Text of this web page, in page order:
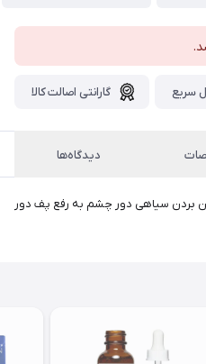
سریع گارانتی اصالت کالا
دیدگاه‌ها
بردن سیاهی دور چشم به رفع پف دور